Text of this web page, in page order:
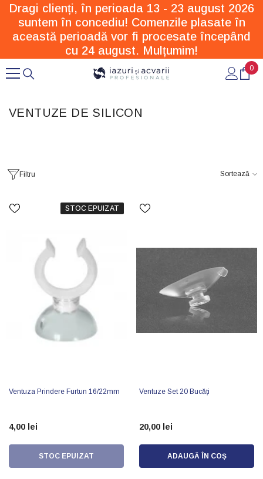
SARI LA CONȚINUT
Dragi clienți, în perioada 13 - 23 august 2026
suntem în concediu! Comenzile plasate în
această perioadă vor fi procesate începând
cu 24 august. Mulțumim!
0
0
VENTUZE DE SILICON
Filtru Sortează
STOC EPUIZAT
Ventuza Prindere Furtun 16/22mm
4,00 lei
STOC EPUIZAT
Ventuze Set 20 Bucăți
20,00 lei
ADAUGĂ ÎN COȘ